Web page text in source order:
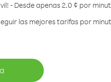
- Desde apenas 2.0 ¢ por
las mejores tarifas por